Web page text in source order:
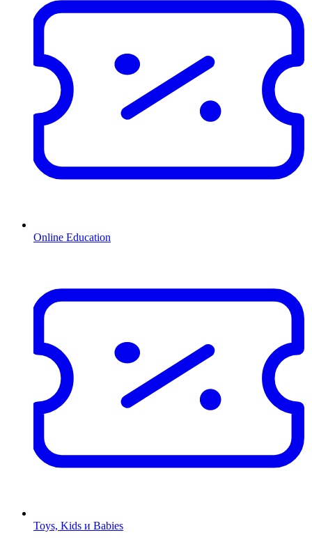
Online Education
Toys, Kids и Babies